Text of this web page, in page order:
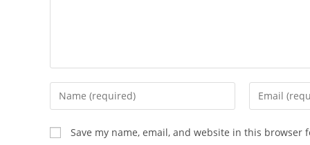
Save my name, email, and website in this browser